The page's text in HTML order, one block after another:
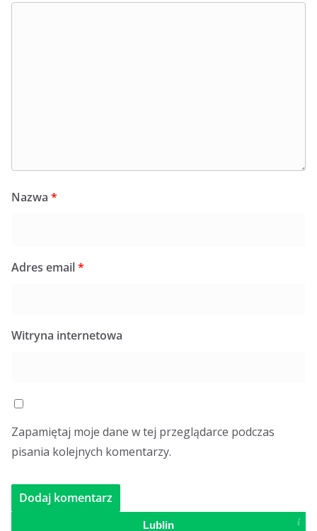
Nazwa *
Adres email*
Witryna internetowa
Zapamiętaj moje dane w tej przeglądarce podczas
pisania kolejnych komentarzy.
Lublin